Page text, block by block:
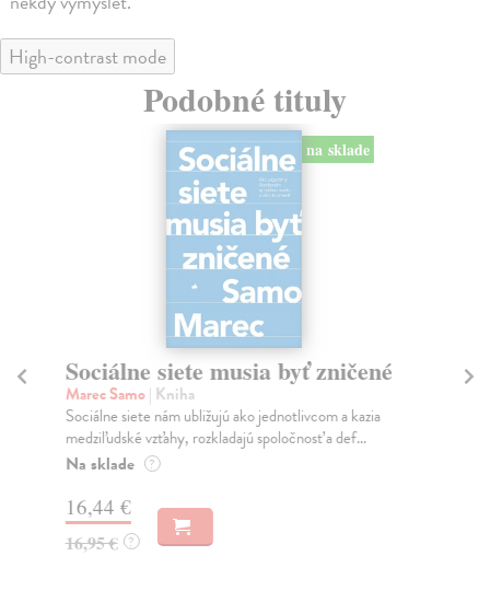
High-contrast mode
Podobné tituly
na sklade
Sociálne siete musia byť zničené
Marec Samo| Kniha
Sociálne siete nám ubližujú ako jednotlivcom a kazia
medziľudské vzťahy, rozkladajú spoločnosť a def...
Na sklade ?
16,44 €
16,95 € ?